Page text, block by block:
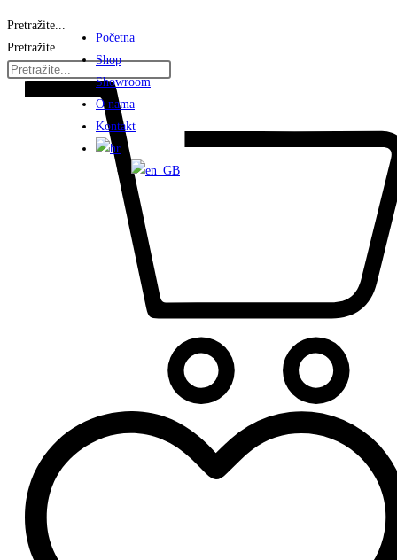
Početna
Shop
Showroom
O nama
Kontakt
Pretražite...
Pretražite...